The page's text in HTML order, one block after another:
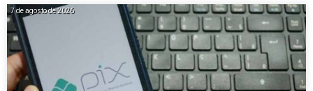
7 de agosto de 2026